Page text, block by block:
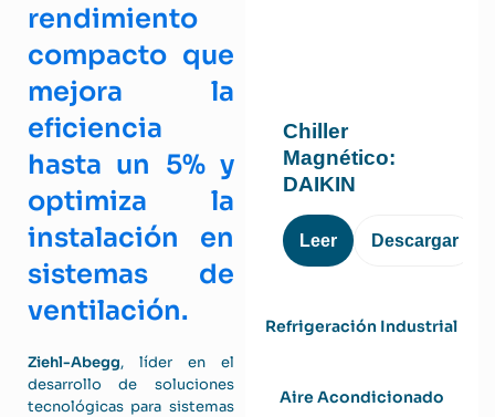
rendimiento
compacto que
mejora la
eficiencia
hasta un 5% y
optimiza la
instalación en
sistemas de
ventilación.
Ziehl-Abegg, líder en el
desarrollo de soluciones
tecnológicas para sistemas
Chiller
Magnético:
DAIKIN
Leer Descargar
Refrigeración Industrial
Aire Acondicionado